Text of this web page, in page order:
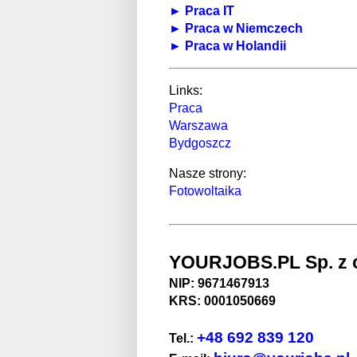
► Praca IT
► Praca w Niemczech
► Praca w Holandii
Links:
Praca
Warszawa
Bydgoszcz
Nasze strony:
Fotowoltaika
YOURJOBS.PL Sp. z
NIP: 9671467913
KRS: 0001050669
Tel.: +48 692 839 120